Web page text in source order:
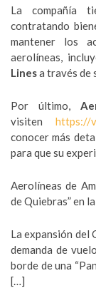
La compañía
contratando
mantener los
aerolíneas,
Linesa través de
Por último,
visiten https://
conocer más
para que su
Aerolíneas de
de Quiebras” en
La expansión del
demanda de
borde de una
[…]